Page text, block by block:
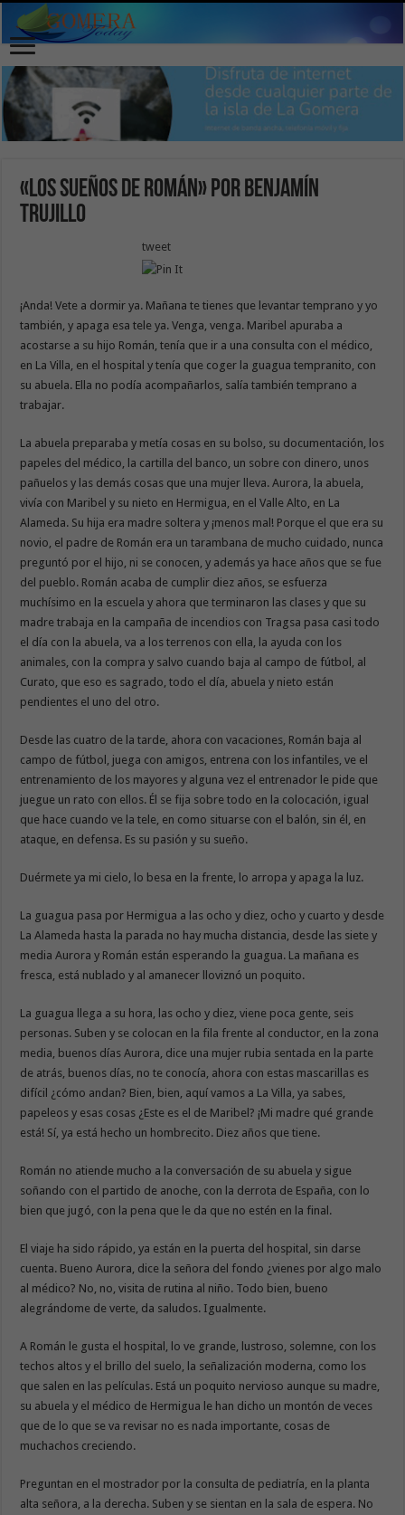
«Los sueños de Román» por Benjamín
Trujillo
tweet
¡Anda! Vete a dormir ya. Mañana te tienes que levantar temprano y yo
también, y apaga esa tele ya. Venga, venga. Maribel apuraba a
acostarse a su hijo Román, tenía que ir a una consulta con el médico,
en La Villa, en el hospital y tenía que coger la guagua tempranito, con
su abuela. Ella no podía acompañarlos, salía también temprano a
trabajar.
La abuela preparaba y metía cosas en su bolso, su documentación, los
papeles del médico, la cartilla del banco, un sobre con dinero, unos
pañuelos y las demás cosas que una mujer lleva. Aurora, la abuela,
vivía con Maribel y su nieto en Hermigua, en el Valle Alto, en La
Alameda. Su hija era madre soltera y ¡menos mal! Porque el que era su
novio, el padre de Román era un tarambana de mucho cuidado, nunca
preguntó por el hijo, ni se conocen, y además ya hace años que se fue
del pueblo. Román acaba de cumplir diez años, se esfuerza
muchísimo en la escuela y ahora que terminaron las clases y que su
madre trabaja en la campaña de incendios con Tragsa pasa casi todo
el día con la abuela, va a los terrenos con ella, la ayuda con los
animales, con la compra y salvo cuando baja al campo de fútbol, al
Curato, que eso es sagrado, todo el día, abuela y nieto están
pendientes el uno del otro.
Desde las cuatro de la tarde, ahora con vacaciones, Román baja al
campo de fútbol, juega con amigos, entrena con los infantiles, ve el
entrenamiento de los mayores y alguna vez el entrenador le pide que
juegue un rato con ellos. Él se fija sobre todo en la colocación, igual
que hace cuando ve la tele, en como situarse con el balón, sin él, en
ataque, en defensa. Es su pasión y su sueño.
Duérmete ya mi cielo, lo besa en la frente, lo arropa y apaga la luz.
La guagua pasa por Hermigua a las ocho y diez, ocho y cuarto y desde
La Alameda hasta la parada no hay mucha distancia, desde las siete y
media Aurora y Román están esperando la guagua. La mañana es
fresca, está nublado y al amanecer lloviznó un poquito.
La guagua llega a su hora, las ocho y diez, viene poca gente, seis
personas. Suben y se colocan en la fila frente al conductor, en la zona
media, buenos días Aurora, dice una mujer rubia sentada en la parte
de atrás, buenos días, no te conocía, ahora con estas mascarillas es
difícil ¿cómo andan? Bien, bien, aquí vamos a La Villa, ya sabes,
papeleos y esas cosas ¿Este es el de Maribel? ¡Mi madre qué grande
está! Sí, ya está hecho un hombrecito. Diez años que tiene.
Román no atiende mucho a la conversación de su abuela y sigue
soñando con el partido de anoche, con la derrota de España, con lo
bien que jugó, con la pena que le da que no estén en la final.
El viaje ha sido rápido, ya están en la puerta del hospital, sin darse
cuenta. Bueno Aurora, dice la señora del fondo ¿vienes por algo malo
al médico? No, no, visita de rutina al niño. Todo bien, bueno
alegrándome de verte, da saludos. Igualmente.
A Román le gusta el hospital, lo ve grande, lustroso, solemne, con los
techos altos y el brillo del suelo, la señalización moderna, como los
que salen en las películas. Está un poquito nervioso aunque su madre,
su abuela y el médico de Hermigua le han dicho un montón de veces
que de lo que se va revisar no es nada importante, cosas de
muchachos creciendo.
Preguntan en el mostrador por la consulta de pediatría, en la planta
alta señora, a la derecha. Suben y se sientan en la sala de espera. No